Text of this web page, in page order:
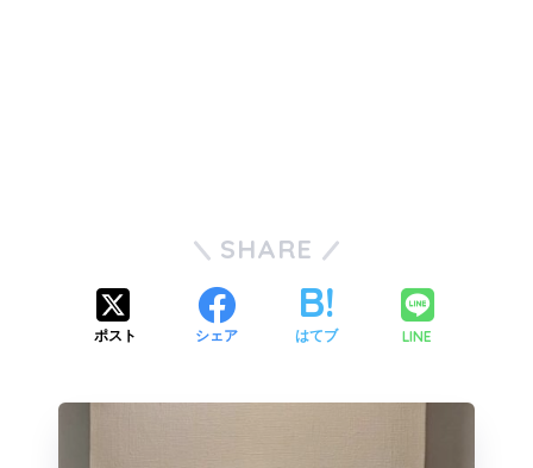
SHARE
ポスト シェア はてブ LINE